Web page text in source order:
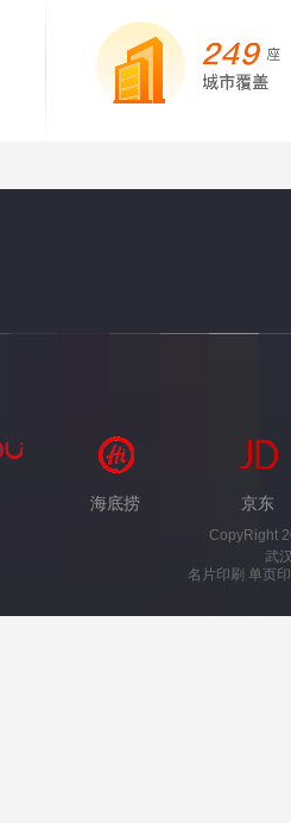
海底捞 京东
CopyRight
武
名片印刷 单页